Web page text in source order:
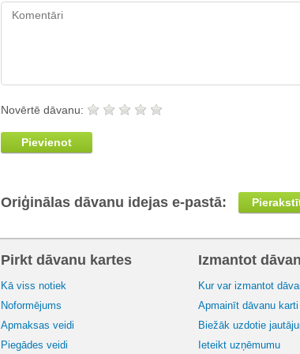
Novērtē dāvanu:
Pievienot
Oriģinālas dāvanu idejas e-pastā:
Pirkt dāvanu kartes
Kā viss notiek
Noformējums
Apmaksas veidi
Piegādes veidi
Izmantot
Kur var izmantot
Apmainīt dāvanu karti
Biežāk uzdotie
Ieteikt uzņēmumu